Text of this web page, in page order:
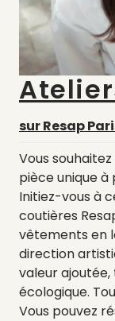
sur Resap
Vous
pièce unique à
Initiez-vous à
coutières
vêtements en
direction
valeur
écologique.
Vous pouvez